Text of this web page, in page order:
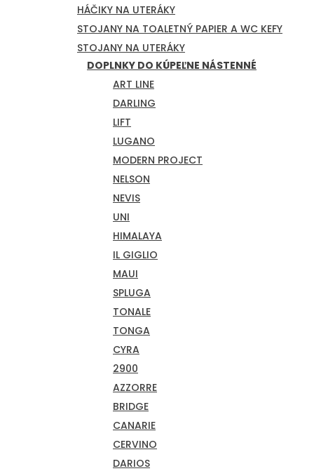
HÁČIKY NA UTERÁKY
STOJANY NA TOALETNÝ PAPIER A WC KEFY
STOJANY NA UTERÁKY
DOPLNKY DO KÚPEĽNE NÁSTENNÉ
ART LINE
DARLING
LIFT
LUGANO
MODERN PROJECT
NELSON
NEVIS
UNI
HIMALAYA
IL GIGLIO
MAUI
SPLUGA
TONALE
TONGA
CYRA
2900
AZZORRE
BRIDGE
CANARIE
CERVINO
DARIOS